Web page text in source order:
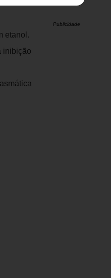
inibidor
etanol.
inibição
Publicidade